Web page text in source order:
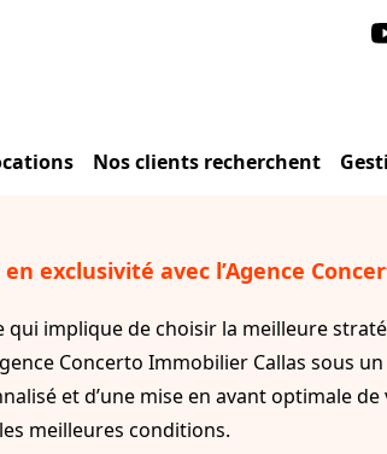
Nos clients recherchent
exclusivité avec l’Agence
implique de choisir la meilleure
Concerto Immobilier Callas sous
et d’une mise en avant optimale
meilleures conditions.